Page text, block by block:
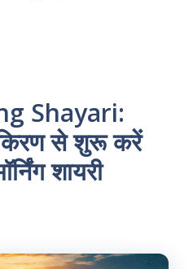
Shayari:
से शुरू करें
शायरी